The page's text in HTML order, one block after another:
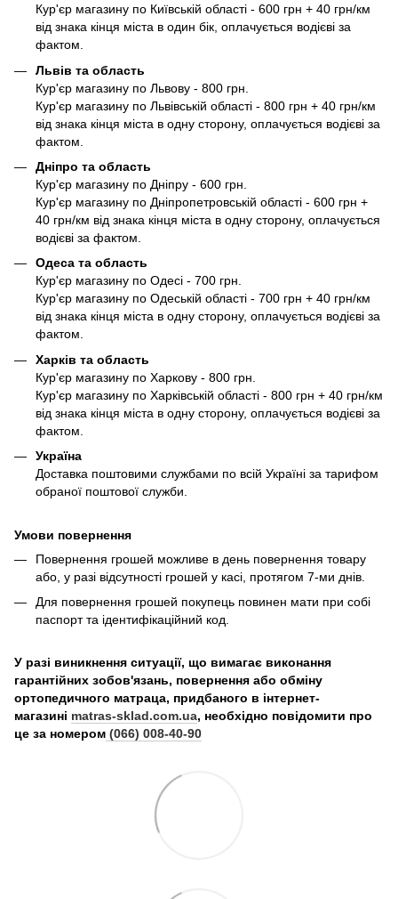
Кур'єр магазину по Київській області - 600 грн + 40 грн/км
від знака кінця міста в один бік, оплачується водієві за
фактом.
Львів та область
Кур'єр магазину по Львову - 800 грн.
Кур'єр магазину по Львівській області - 800 грн + 40 грн/км
від знака кінця міста в одну сторону, оплачується водієві за
фактом.
Дніпро та область
Кур'єр магазину по Дніпру - 600 грн.
Кур'єр магазину по Дніпропетровській області - 600 грн +
40 грн/км від знака кінця міста в одну сторону, оплачується
водієві за фактом.
Одеса та область
Кур'єр магазину по Одесі - 700 грн.
Кур'єр магазину по Одеській області - 700 грн + 40 грн/км
від знака кінця міста в одну сторону, оплачується водієві за
фактом.
Харків та область
Кур'єр магазину по Харкову - 800 грн.
Кур'єр магазину по Харківській області - 800 грн + 40 грн/км
від знака кінця міста в одну сторону, оплачується водієві за
фактом.
Україна
Доставка поштовими службами по всій Україні за тарифом
обраної поштової служби.
Умови повернення
Повернення грошей можливе в день повернення товару
або, у разі відсутності грошей у касі, протягом 7-ми днів.
Для повернення грошей покупець повинен мати при собі
паспорт та ідентифікаційний код.
У разі виникнення ситуації, що вимагає виконання
гарантійних зобов'язань, повернення або обміну
ортопедичного матраца, придбаного в інтернет-
магазині matras-sklad.com.ua, необхідно повідомити про
це за номером (066) 008-40-90